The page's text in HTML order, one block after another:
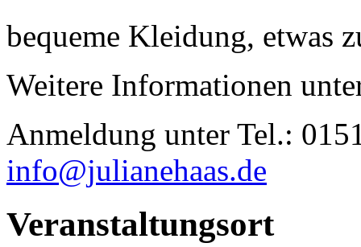
bequeme Kleidung, etwas
Weitere Informationen
Anmeldung unter Tel.:
info@julianehaas.de
Veranstaltungsort